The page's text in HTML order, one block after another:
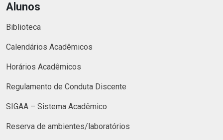
Alunos
Biblioteca
Calendários Acadêmicos
Horários Acadêmicos
Regulamento de Conduta Discente
SIGAA – Sistema Acadêmico
Reserva de ambientes/laboratórios